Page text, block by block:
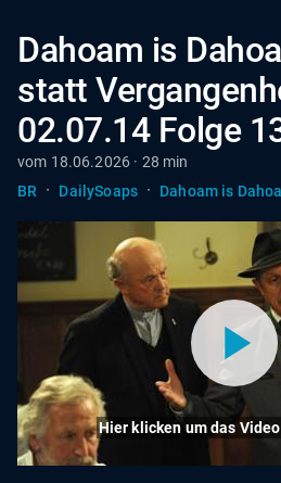
Dahoam is
statt
02.07.14 Folge
vom 18.06.2026 · 28 min
BR
· DailySoaps · Dahoam is
Hier klicken um das